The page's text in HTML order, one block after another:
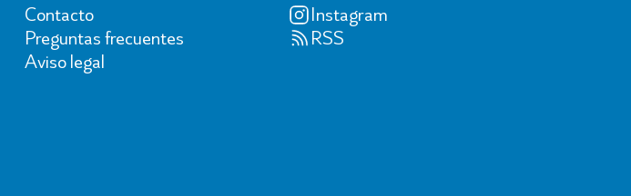
Contacto
Preguntas frecuentes
Aviso legal
Instagram
RSS